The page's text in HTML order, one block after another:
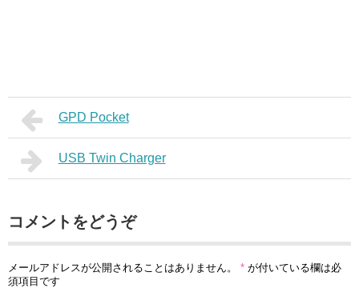
GPD Pocket
USB Twin Charger
コメントをどうぞ
メールアドレスが公開されることはありません。 * が付いている欄は必
須項目です